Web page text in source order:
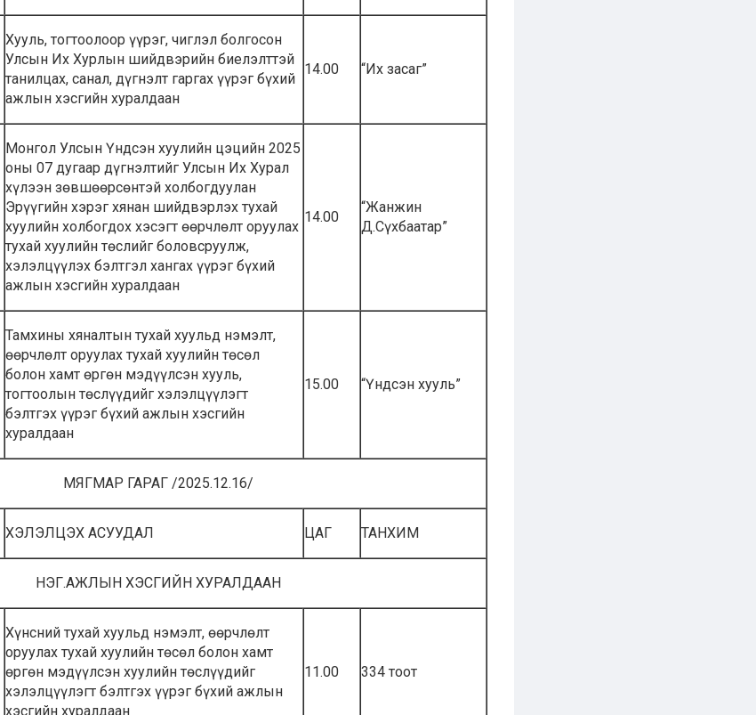
Хууль, тогтоолоор үүрэг, чиглэл болгосон
Улсын Их Хурлын шийдвэрийн биелэлттэй
танилцах, санал, дүгнэлт гаргах үүрэг бүхий
ажлын хэсгийн хуралдаан
14.00 “Их засаг”
Монгол Улсын Үндсэн хуулийн цэцийн 2025
оны 07 дугаар дүгнэлтийг Улсын Их Хурал
хүлээн зөвшөөрсөнтэй холбогдуулан
Эрүүгийн хэрэг хянан шийдвэрлэх тухай
хуулийн холбогдох хэсэгт өөрчлөлт оруулах
тухай хуулийн төслийг боловсруулж,
хэлэлцүүлэх бэлтгэл хангах үүрэг бүхий
ажлын хэсгийн хуралдаан
14.00
“Жанжин
Д.Сүхбаатар”
Тамхины хяналтын тухай хуульд нэмэлт,
өөрчлөлт оруулах тухай хуулийн төсөл
болон хамт өргөн мэдүүлсэн хууль,
тогтоолын төслүүдийг хэлэлцүүлэгт
бэлтгэх үүрэг бүхий ажлын хэсгийн
хуралдаан
15.00 “Үндсэн хууль”
МЯГМАР ГАРАГ /2025.12.16/
ХЭЛЭЛЦЭХ АСУУДАЛ ЦАГ ТАНХИМ
НЭГ.АЖЛЫН ХЭСГИЙН ХУРАЛДААН
Хүнсний тухай хуульд нэмэлт, өөрчлөлт
оруулах тухай хуулийн төсөл болон хамт
өргөн мэдүүлсэн хуулийн төслүүдийг
хэлэлцүүлэгт бэлтгэх үүрэг бүхий ажлын
хэсгийн хуралдаан
11.00 334 тоот